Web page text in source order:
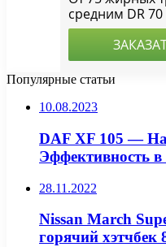
Популярные статьи
10.08.2023
DAF XF 105 —
Эффективность
28.11.2022
Nissan March
горячий хэтчбек